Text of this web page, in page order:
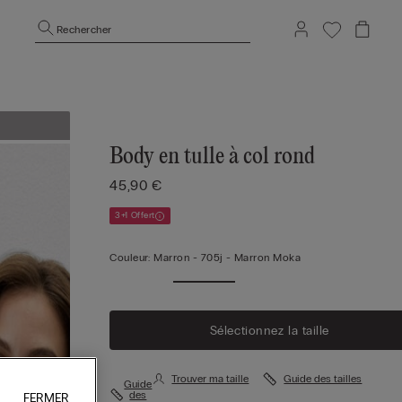
Rechercher
Body en tulle à col rond
45,90 €
3+1 Offert
Couleur: Marron - 705j - Marron Moka
Sélectionnez la taille
Guide
des
Trouver ma taille Guide des tailles
FERMER